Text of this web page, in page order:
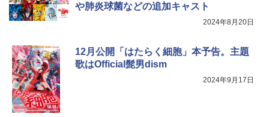
や肺炎球菌などの追加キャスト
2024年8月20日
12月公開「はたらく細胞」本予告。主題
歌はOfficial髭男dism
2024年9月17日